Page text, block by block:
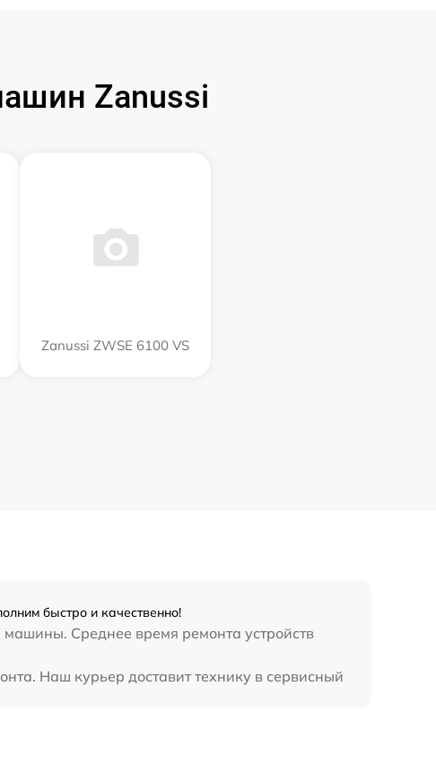
Zanussi
Zanussi ZWSE 6100 VS
быстро и качественно!
машины. Среднее время ремонта устройств
Наш курьер доставит технику в сервисный